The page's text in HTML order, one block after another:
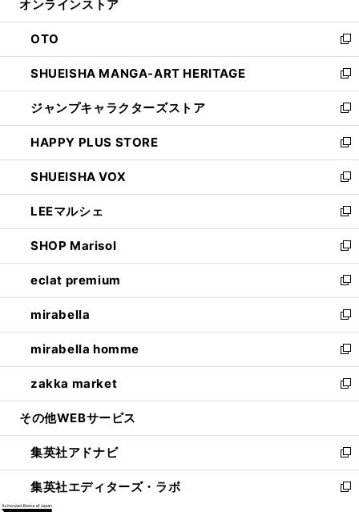
ウ
で
開
く
ン
ド
ウ
で
開
く
オンラインストア
OTO
新
し
い
ウ
ィ
ン
ド
ウ
で
開
く
SHUEISHA MANGA-ART HERITAGE
新
し
い
ウ
ィ
ン
ド
ウ
で
開
く
ジャンプキャラクターズストア
新
し
い
ウ
ィ
ン
ド
ウ
で
開
く
HAPPY PLUS STORE
新
し
い
ウ
ィ
ン
ド
ウ
で
開
く
SHUEISHA VOX
新
し
い
ウ
ィ
ン
ド
ウ
で
開
く
LEEマルシェ
新
し
い
ウ
ィ
ン
ド
ウ
で
開
く
SHOP Marisol
新
し
い
ウ
ィ
ン
ド
ウ
で
開
eclat premium
新
し
い
ウ
ィ
ン
ド
ウ
開
く
mirabella
新
し
い
ウ
ィ
ン
ウ
で
開
く
mirabella homme
新
し
い
ウ
ン
ド
ウ
で
zakka market
新
し
ウ
ィ
ン
ド
その他WEBサービス
集英社アドナビ
新
し
い
集英社エディターズ・ラボ
新